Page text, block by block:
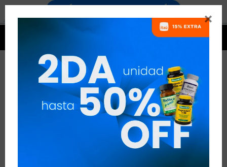

CABELLO, PIEL Y UÑAS
RECOMENDADOS